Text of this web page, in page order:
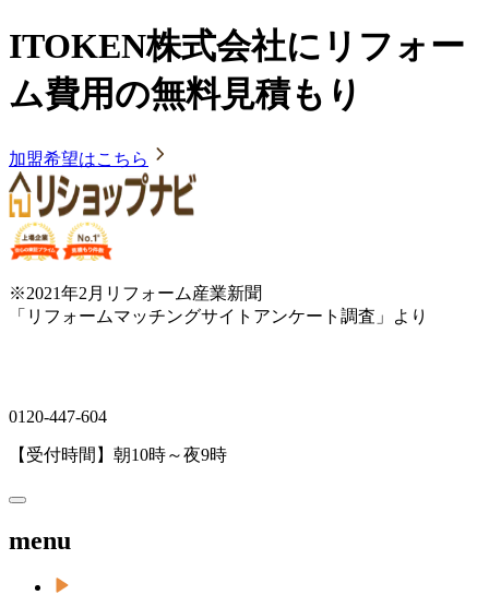
ITOKEN株式会社にリフォー
ム費用の無料見積もり
加盟希望はこちら
※2021年2月リフォーム産業新聞
「リフォームマッチングサイトアンケート調査」より
0120-447-604
【受付時間】朝10時～夜9時
menu